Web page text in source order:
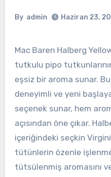
By admin Haziran 23,
Mac Baren Halberg Yellow Label pipo tütünü,
tutkulu pipo
eşsiz bir aroma sunar.
deneyimli ve yeni
seçenek sunar, hem
açısından öne çıkar.
içeriğindeki seçkin
tütünlerin özenle
tütsülenmiş aromasını